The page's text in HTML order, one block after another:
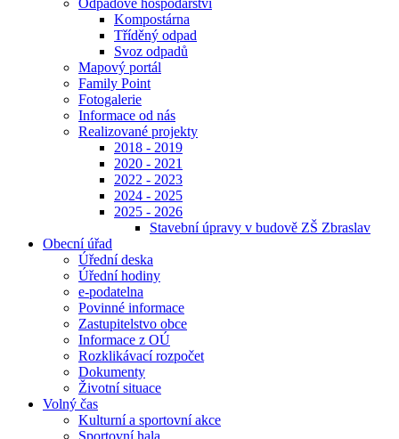
Odpadové hospodářství
Kompostárna
Tříděný odpad
Svoz odpadů
Mapový portál
Family Point
Fotogalerie
Informace od nás
Realizované projekty
2018 - 2019
2020 - 2021
2022 - 2023
2024 - 2025
2025 - 2026
Stavební úpravy v budově ZŠ Zbraslav
Obecní úřad
Úřední deska
Úřední hodiny
e-podatelna
Povinné informace
Zastupitelstvo obce
Informace z OÚ
Rozklikávací rozpočet
Dokumenty
Životní situace
Volný čas
Kulturní a sportovní akce
Sportovní hala